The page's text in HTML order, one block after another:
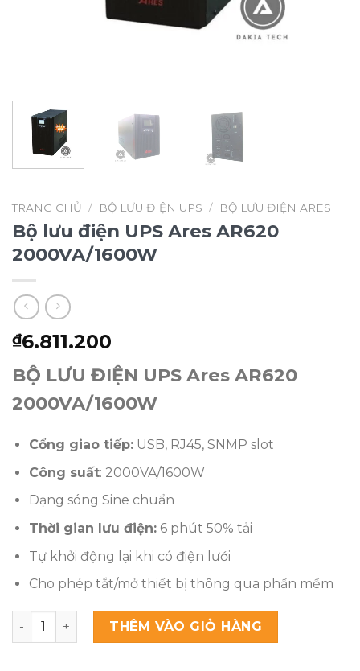
TRANG CHỦ / BỘ LƯU ĐIỆN UPS / BỘ LƯU ĐIỆN ARES
Bộ lưu điện UPS Ares AR620
2000VA/1600W
₫6.811.200
BỘ LƯU ĐIỆN UPS Ares AR620
2000VA/1600W
Cổng giao tiếp:USB, RJ45, SNMP slot
Công suất: 2000VA/1600W
Dạng sóng Sine chuẩn
Thời gian lưu điện:6 phút 50% tải
Tự khởi động lại khi có điện lưới
Cho phép tắt/mở thiết bị thông qua phần mềm
Bộ lưu điện UPS Ares AR620 2000VA/1600W số lượng
THÊM VÀO GIỎ HÀNG